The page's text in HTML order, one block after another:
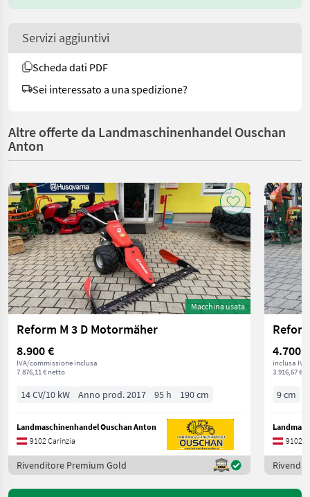
Servizi aggiuntivi
Scheda dati PDF
Sei interessato a una spedizione?
Altre offerte da Landmaschinenhandel Ouschan
Anton
Macchina usata
Reform M 3 D Motormäher
8.900 €
IVA/commissione inclusa
7.876,11 € netto
14 CV/10 kW Anno prod. 2017 95 h 190 cm
Landmaschinenhandel Ouschan Anton
9102 Carinzia
Rivenditore Premium Gold
4.700 €
inclusa IVA
3.916,67 €
9 cm
9102